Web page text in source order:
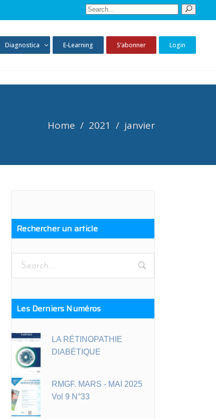
Diagnostica E-Learning S’abonner Login
Home / 2021 / janvier
Rechercher un article
Search
Les Derniers Numéros
LA RÉTINOPATHIE
DIABÉTIQUE
RMGF. MARS - MAI 2025
Vol 9 N°33